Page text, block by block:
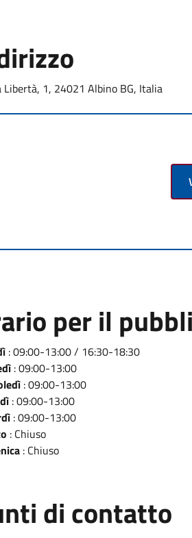
Libertà, 1, 24021 Albino BG, Italia
per il
: 09:00-13:00 / 16:30-18:30
: 09:00-13:00
: 09:00-13:00
: 09:00-13:00
: 09:00-13:00
: Chiuso
: Chiuso
di contatto